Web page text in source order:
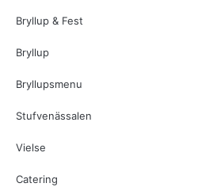
Bryllup & Fest
Bryllup
Bryllupsmenu
Stufvenässalen
Vielse
Catering